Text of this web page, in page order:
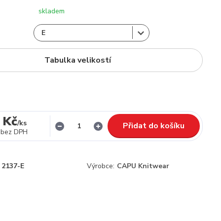
skladem
Tabulka velikostí
/ks
bez DPH
Přidat do košíku
2137-E Výrobce: CAPU Knitwear